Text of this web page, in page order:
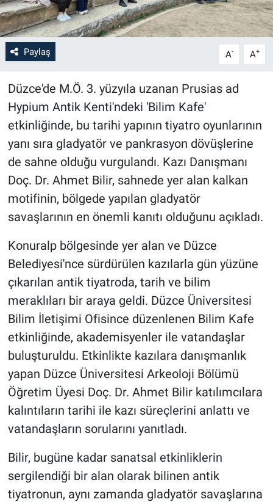
Paylaş A- A+
Düzce'de M.Ö. 3. yüzyıla uzanan Prusias ad
Hypium Antik Kenti'ndeki 'Bilim Kafe'
etkinliğinde, bu tarihi yapının tiyatro oyunlarının
yanı sıra gladyatör ve pankrasyon dövüşlerine
de sahne olduğu vurgulandı. Kazı Danışmanı
Doç. Dr. Ahmet Bilir, sahnede yer alan kalkan
motifinin, bölgede yapılan gladyatör
savaşlarının en önemli kanıtı olduğunu açıkladı.
Konuralp bölgesinde yer alan ve Düzce
Belediyesi'nce sürdürülen kazılarla gün yüzüne
çıkarılan antik tiyatroda, tarih ve bilim
meraklıları bir araya geldi. Düzce Üniversitesi
Bilim İletişimi Ofisince düzenlenen Bilim Kafe
etkinliğinde, akademisyenler ile vatandaşlar
buluşturuldu. Etkinlikte kazılara danışmanlık
yapan Düzce Üniversitesi Arkeoloji Bölümü
Öğretim Üyesi Doç. Dr. Ahmet Bilir katılımcılara
kalıntıların tarihi ile kazı süreçlerini anlattı ve
vatandaşların sorularını yanıtladı.
Bilir, bugüne kadar sanatsal etkinliklerin
sergilendiği bir alan olarak bilinen antik
tiyatronun, aynı zamanda gladyatör savaşlarına